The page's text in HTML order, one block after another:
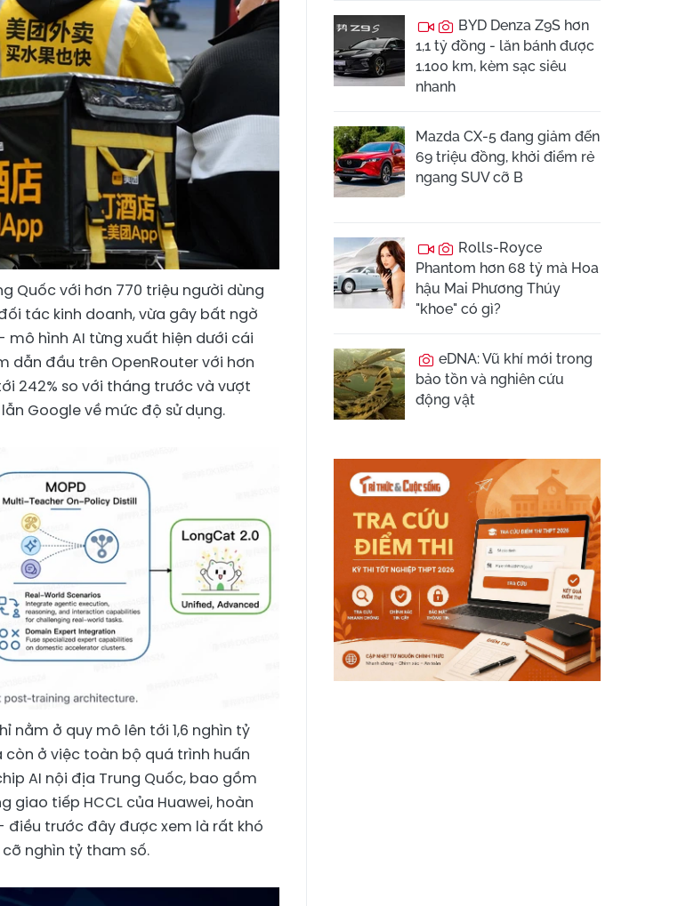
Quốc với hơn 770 triệu người dùng
tác kinh doanh, vừa gây bất ngờ
mô hình AI từng xuất hiện dưới cái
dẫn đầu trên OpenRouter với hơn
242% so với tháng trước và vượt
Google về mức độ sử dụng.
nằm ở quy mô lên tới 1,6 nghìn tỷ
ở việc toàn bộ quá trình huấn
AI nội địa Trung Quốc, bao gồm
giao tiếp HCCL của Huawei, hoàn
điều trước đây được xem là rất khó
nghìn tỷ tham số.
BYD Denza Z9S hơn
1,1 tỷ đồng - lăn bánh được
1.100 km, kèm sạc siêu
nhanh
Mazda CX-5 đang giảm đến
69 triệu đồng, khởi điểm rẻ
ngang SUV cỡ B
Rolls-Royce
Phantom hơn 68 tỷ mà Hoa
hậu Mai Phương Thúy
"khoe" có gì?
eDNA: Vũ khí mới trong
bảo tồn và nghiên cứu
động vật